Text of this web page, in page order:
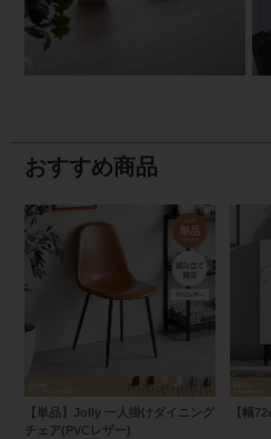
おすすめ商品
【単品】Jolly 一人掛けダイニング
チェア(PVCレザー)
【幅